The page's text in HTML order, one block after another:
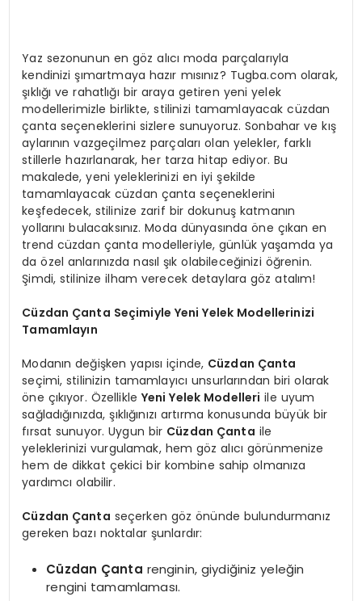
Yaz sezonunun en göz alıcı moda parçalarıyla
kendinizi şımartmaya hazır mısınız? Tugba.com olarak,
şıklığı ve rahatlığı bir araya getiren yeni yelek
modellerimizle birlikte, stilinizi tamamlayacak cüzdan
çanta seçeneklerini sizlere sunuyoruz. Sonbahar ve kış
aylarının vazgeçilmez parçaları olan yelekler, farklı
stillerle hazırlanarak, her tarza hitap ediyor. Bu
makalede, yeni yeleklerinizi en iyi şekilde
tamamlayacak cüzdan çanta seçeneklerini
keşfedecek, stilinize zarif bir dokunuş katmanın
yollarını bulacaksınız. Moda dünyasında öne çıkan en
trend cüzdan çanta modelleriyle, günlük yaşamda ya
da özel anlarınızda nasıl şık olabileceğinizi öğrenin.
Şimdi, stilinize ilham verecek detaylara göz atalım!
Cüzdan Çanta Seçimiyle Yeni Yelek Modellerinizi
Tamamlayın
Modanın değişken yapısı içinde, Cüzdan Çanta
seçimi, stilinizin tamamlayıcı unsurlarından biri olarak
öne çıkıyor. Özellikle Yeni Yelek Modelleri ile uyum
sağladığınızda, şıklığınızı artırma konusunda büyük bir
fırsat sunuyor. Uygun bir Cüzdan Çanta ile
yeleklerinizi vurgulamak, hem göz alıcı görünmenize
hem de dikkat çekici bir kombine sahip olmanıza
yardımcı olabilir.
Cüzdan Çanta seçerken göz önünde bulundurmanız
gereken bazı noktalar şunlardır:
Cüzdan Çanta renginin, giydiğiniz yeleğin
rengini tamamlaması.